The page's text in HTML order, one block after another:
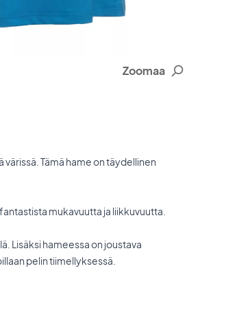
Zoomaa
Tämä hame on täydellinen
mukavuutta ja liikkuvuutta.
Lisäksi hameessa on joustava
pelin tiimellyksessä.